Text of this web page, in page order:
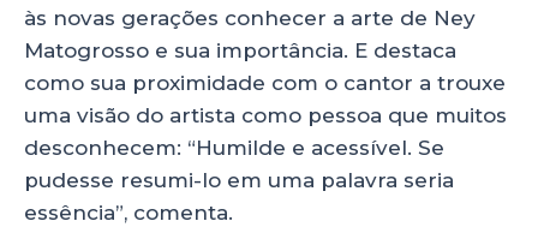
às novas gerações conhecer a arte de Ney
Matogrosso e sua importância. E destaca
como sua proximidade com o cantor a trouxe
uma visão do artista como pessoa que muitos
desconhecem: “Humilde e acessível. Se
pudesse resumi-lo em uma palavra seria
essência”, comenta.